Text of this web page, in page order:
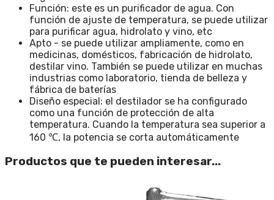
Función: este es un purificador de agua. Con
función de ajuste de temperatura, se puede utilizar
para purificar agua, hidrolato y vino, etc
Apto - se puede utilizar ampliamente, como en
medicinas, domésticos, fabricación de hidrolato,
destilar vino. También se puede utilizar en muchas
industrias como laboratorio, tienda de belleza y
fábrica de baterías
Diseño especial: el destilador se ha configurado
como una función de protección de alta
temperatura. Cuando la temperatura sea superior a
160 ℃, la potencia se corta automáticamente
Productos que te pueden interesar...